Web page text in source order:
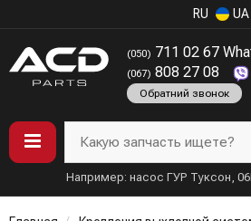
RU UA
(050) 711 02 67
(067) 808 27 08
Обратний звонок
Какую запчасть ищете?
Например: насос ГУР Туксон,